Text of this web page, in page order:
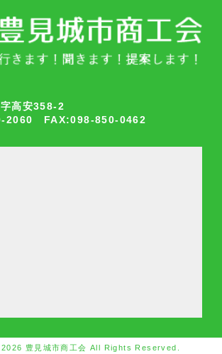
高安358-2
2060 FAX:098-850-0462
豊見城市商工会 All Rights Reserved.